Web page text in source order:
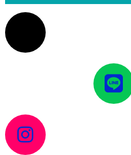
イ
コ
ン
リ
イ
コ
ン
リ
イ
コ
ン
リ